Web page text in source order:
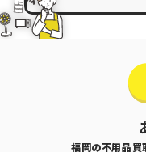
福岡の不用品買